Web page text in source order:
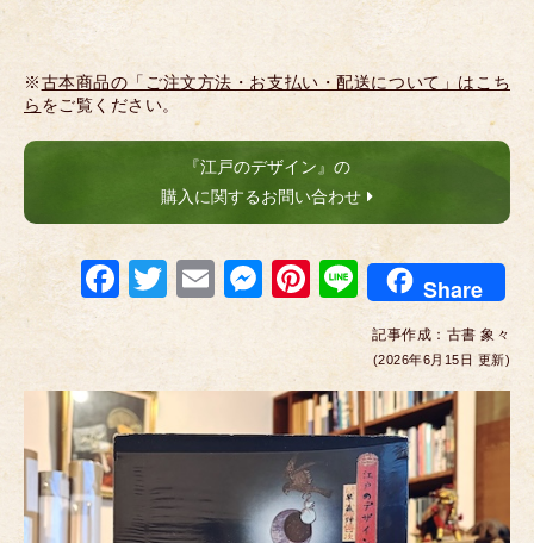
※古本商品の「ご注文方法・お支払い・配送について」はこち
ら をご覧ください。
『江戸のデザイン』の
購入に関するお問い合わせ
F
a
e
b
o
o
T
er
E
m
M
e
n
g
er
Pi
nt
e
st
Li
n
e
Share
記事作成： 古書 象々
(2026年6月15日 更新)